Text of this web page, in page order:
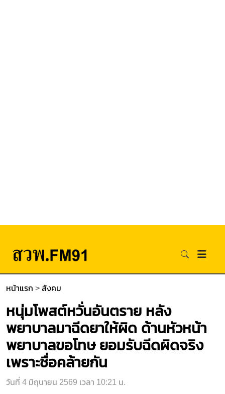
หน้าแรก > สังคม
หนุ่มโพสต์หวั่นอันตราย หลัง
พยาบาลมาฉีดยาให้ผิด ด้านหัวหน้า
พยาบาลขอโทษ ยอมรับฉีดผิดจริง
เพราะชื่อคล้ายกัน
วันที่ 4 มิถุนายน 2569 เวลา 10:21 น.